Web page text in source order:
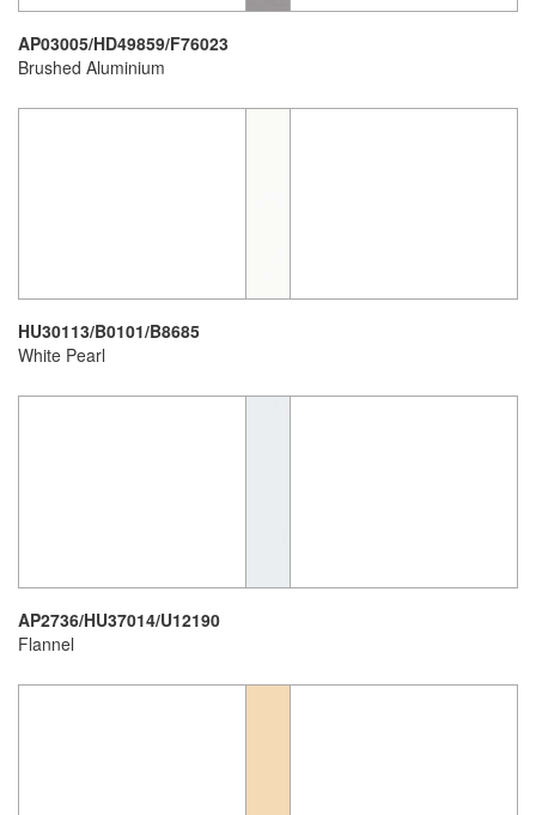
AP03005/HD49859/F76023
Brushed Aluminium
HU30113/B0101/B8685
White Pearl
AP2736/HU37014/U12190
Flannel